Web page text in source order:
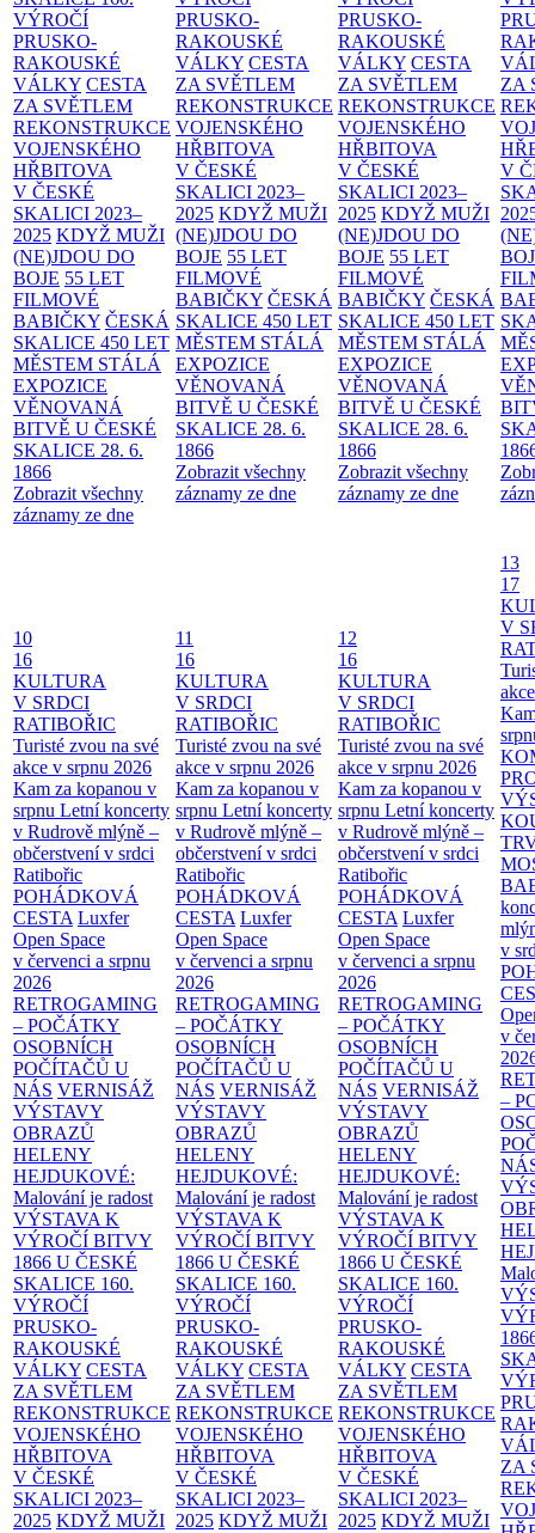
VÝROČÍ
PRUSKO-
RAKOUSKÉ
VÁLKY CESTA
ZA SVĚTLEM
REKONSTRUKCE
VOJENSKÉHO
HŘBITOVA
V ČESKÉ
SKALICI 2023–
2025 KDYŽ MUŽI
(NE)JDOU DO
BOJE 55 LET
FILMOVÉ
BABIČKY ČESKÁ
SKALICE 450 LET
MĚSTEM STÁLÁ
EXPOZICE
VĚNOVANÁ
BITVĚ U ČESKÉ
SKALICE 28. 6.
1866
Zobrazit všechny
záznamy ze dne
PRUSKO-
RAKOUSKÉ
VÁLKY CESTA
ZA SVĚTLEM
REKONSTRUKCE
VOJENSKÉHO
HŘBITOVA
V ČESKÉ
SKALICI 2023–
2025 KDYŽ MUŽI
(NE)JDOU DO
BOJE 55 LET
FILMOVÉ
BABIČKY ČESKÁ
SKALICE 450 LET
MĚSTEM STÁLÁ
EXPOZICE
VĚNOVANÁ
BITVĚ U ČESKÉ
SKALICE 28. 6.
1866
Zobrazit všechny
záznamy ze dne
PRUSKO-
RAKOUSKÉ
VÁLKY CESTA
ZA SVĚTLEM
REKONSTRUKCE
VOJENSKÉHO
HŘBITOVA
V ČESKÉ
SKALICI 2023–
2025 KDYŽ MUŽI
(NE)JDOU DO
BOJE 55 LET
FILMOVÉ
BABIČKY ČESKÁ
SKALICE 450 LET
MĚSTEM STÁLÁ
EXPOZICE
VĚNOVANÁ
BITVĚ U ČESKÉ
SKALICE 28. 6.
1866
Zobrazit všechny
záznamy ze dne
ZA
V
10
16
KULTURA
V SRDCI
RATIBOŘIC
Turisté zvou na své
akce v srpnu 2026
Kam za kopanou v
srpnu Letní koncerty
v Rudrově mlýně –
občerstvení v srdci
Ratibořic
POHÁDKOVÁ
CESTA Luxfer
Open Space
v červenci a srpnu
2026
RETROGAMING
– POČÁTKY
OSOBNÍCH
POČÍTAČŮ U
NÁS VERNISÁŽ
VÝSTAVY
OBRAZŮ
HELENY
HEJDUKOVÉ:
Malování je radost
VÝSTAVA K
VÝROČÍ BITVY
1866 U ČESKÉ
SKALICE 160.
VÝROČÍ
PRUSKO-
RAKOUSKÉ
VÁLKY CESTA
ZA SVĚTLEM
REKONSTRUKCE
VOJENSKÉHO
HŘBITOVA
V ČESKÉ
SKALICI 2023–
2025 KDYŽ MUŽI
11
16
KULTURA
V SRDCI
RATIBOŘIC
Turisté zvou na své
akce v srpnu 2026
Kam za kopanou v
srpnu Letní koncerty
v Rudrově mlýně –
občerstvení v srdci
Ratibořic
POHÁDKOVÁ
CESTA Luxfer
Open Space
v červenci a srpnu
2026
RETROGAMING
– POČÁTKY
OSOBNÍCH
POČÍTAČŮ U
NÁS VERNISÁŽ
VÝSTAVY
OBRAZŮ
HELENY
HEJDUKOVÉ:
Malování je radost
VÝSTAVA K
VÝROČÍ BITVY
1866 U ČESKÉ
SKALICE 160.
VÝROČÍ
PRUSKO-
RAKOUSKÉ
VÁLKY CESTA
ZA SVĚTLEM
REKONSTRUKCE
VOJENSKÉHO
HŘBITOVA
V ČESKÉ
SKALICI 2023–
2025 KDYŽ MUŽI
12
16
KULTURA
V SRDCI
RATIBOŘIC
Turisté zvou na své
akce v srpnu 2026
Kam za kopanou v
srpnu Letní koncerty
v Rudrově mlýně –
občerstvení v srdci
Ratibořic
POHÁDKOVÁ
CESTA Luxfer
Open Space
v červenci a srpnu
2026
RETROGAMING
– POČÁTKY
OSOBNÍCH
POČÍTAČŮ U
NÁS VERNISÁŽ
VÝSTAVY
OBRAZŮ
HELENY
HEJDUKOVÉ:
Malování je radost
VÝSTAVA K
VÝROČÍ BITVY
1866 U ČESKÉ
SKALICE 160.
VÝROČÍ
PRUSKO-
RAKOUSKÉ
VÁLKY CESTA
ZA SVĚTLEM
REKONSTRUKCE
VOJENSKÉHO
HŘBITOVA
V ČESKÉ
SKALICI 2023–
2025 KDYŽ MUŽI
13
17
V
v
v
–
ZA